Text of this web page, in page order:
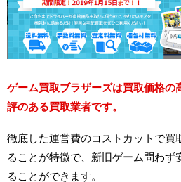
ゲーム買取ブラザーズは買取価格の
評のある買取業者です。
徹底した運営費のコストカットで買
ることが特徴で、新旧ゲーム問わず
ることができます。